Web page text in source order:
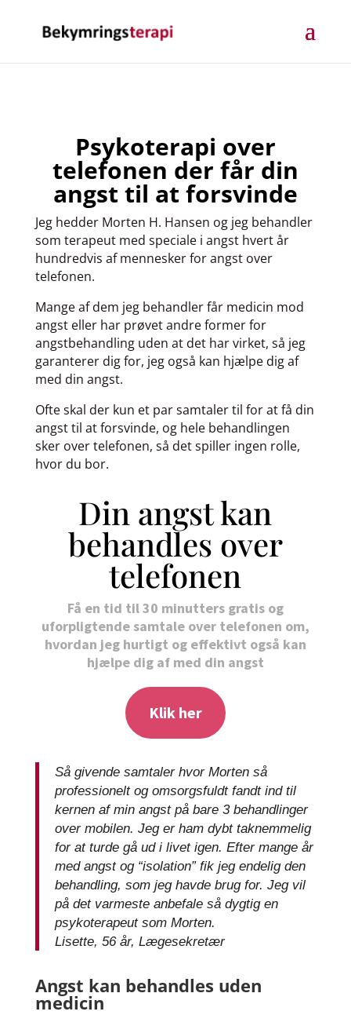
Psykoterapi over
telefonen der får din
angst til at forsvinde
Jeg hedder Morten H. Hansen og jeg behandler
som terapeut med speciale i angst hvert år
hundredvis af mennesker for angst over
telefonen.
Mange af dem jeg behandler får medicin mod
angst eller har prøvet andre former for
angstbehandling uden at det har virket, så jeg
garanterer dig for, jeg også kan hjælpe dig af
med din angst.
Ofte skal der kun et par samtaler til for at få din
angst til at forsvinde, og hele behandlingen
sker over telefonen, så det spiller ingen rolle,
hvor du bor.
Din angst kan
behandles over
telefonen
Få en tid til 30 minutters gratis og
uforpligtende samtale over telefonen om,
hvordan jeg hurtigt og effektivt også kan
hjælpe dig af med din angst
Klik her
Så givende samtaler hvor Morten så
professionelt og omsorgsfuldt fandt ind til
kernen af min angst på bare 3 behandlinger
over mobilen. Jeg er ham dybt taknemmelig
for at turde gå ud i livet igen. Efter mange år
med angst og “isolation” fik jeg endelig den
behandling, som jeg havde brug for. Jeg vil
på det varmeste anbefale så dygtig en
psykoterapeut som Morten.
Lisette, 56 år, Lægesekretær
Angst kan behandles uden
medicin